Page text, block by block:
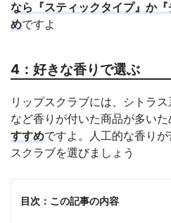
なら『スティックタイプ』か
めですよ
4：好きな香りで選ぶ
リップスクラブには、シトラ
など香りが付いた商品が多いた
すすめですよ。人工的な香り
スクラブを選びましょう
目次：この記事の内容